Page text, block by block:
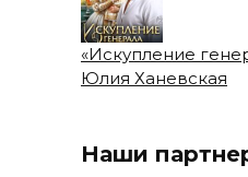
«Искупление
Юлия Ханевская
Наши